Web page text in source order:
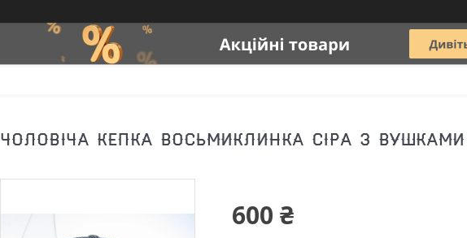
ЧОЛОВІЧА КЕПКА ВОСЬМИКЛИНКА СІРА З ВУШКАМИ
600 ₴